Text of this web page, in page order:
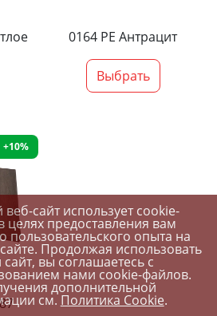
0164 PE Антрацит
Выбрать
+10%
сайт использует cookie-
целях предоставления вам
пользовательского опыта на
Продолжая использовать
вы соглашаетесь с
нами cookie-файлов.
дополнительной
см.Политика Cookie.